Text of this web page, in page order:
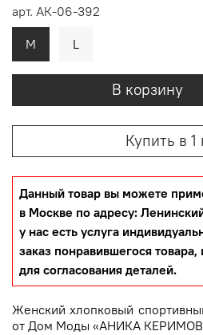
арт. АК-06-392
В корзину
Купить в 1
Данный товар вы можете
в Москве по адресу:
у нас есть услуга
заказ понравившегося
для согласования деталей.
M L
Женский хлопковый
от Дом Моды «АНИКА